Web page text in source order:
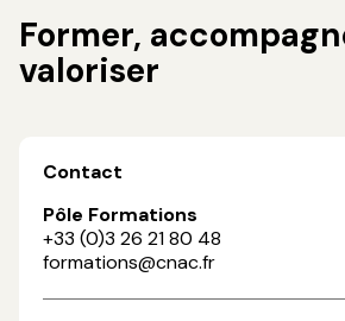
Former,
valoriser
Contact
Pôle Formations
+33 (0)3 26 21 80 48
formations@cnac.fr